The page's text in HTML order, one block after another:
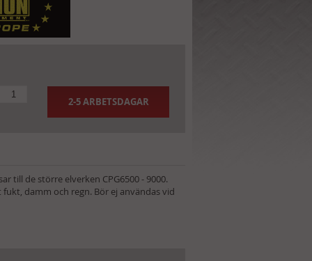
2-5 ARBETSDAGAR
till de större elverken CPG6500 - 9000.
damm och regn. Bör ej användas vid